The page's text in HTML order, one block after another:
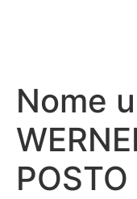
Nome
POSTO